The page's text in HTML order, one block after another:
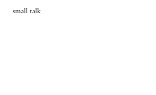
small talk